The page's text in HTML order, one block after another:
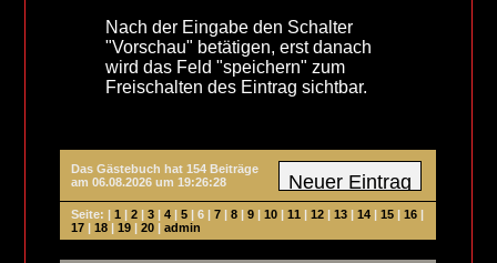
Nach der Eingabe den Schalter
"Vorschau" betätigen, erst danach
wird das Feld "speichern" zum
Freischalten des Eintrag sichtbar.
Das Gästebuch hat 154 Beiträge
am 06.08.2026 um 19:26:28
Seite: |1 | 2 | 3 | 4 | 5 | 6 | 7 | 8 | 9 | 10 | 11 | 12 | 13 | 14 | 15 | 16 |
17 | 18 | 19 | 20 |admin